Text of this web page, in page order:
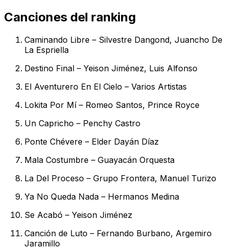
Canciones del ranking
Caminando Libre – Silvestre Dangond, Juancho De
La Espriella
Destino Final – Yeison Jiménez, Luis Alfonso
El Aventurero En El Cielo – Varios Artistas
Lokita Por Mí – Romeo Santos, Prince Royce
Un Capricho – Penchy Castro
Ponte Chévere – Elder Dayán Díaz
Mala Costumbre – Guayacán Orquesta
La Del Proceso – Grupo Frontera, Manuel Turizo
Ya No Queda Nada – Hermanos Medina
Se Acabó – Yeison Jiménez
Canción de Luto – Fernando Burbano, Argemiro
Jaramillo